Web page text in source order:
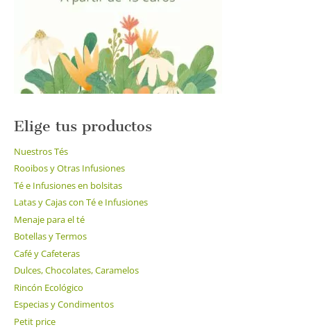
Elige tus productos
Nuestros Tés
Rooibos y Otras Infusiones
Té e Infusiones en bolsitas
Latas y Cajas con Té e Infusiones
Menaje para el té
Botellas y Termos
Café y Cafeteras
Dulces, Chocolates, Caramelos
Rincón Ecológico
Especias y Condimentos
Petit price